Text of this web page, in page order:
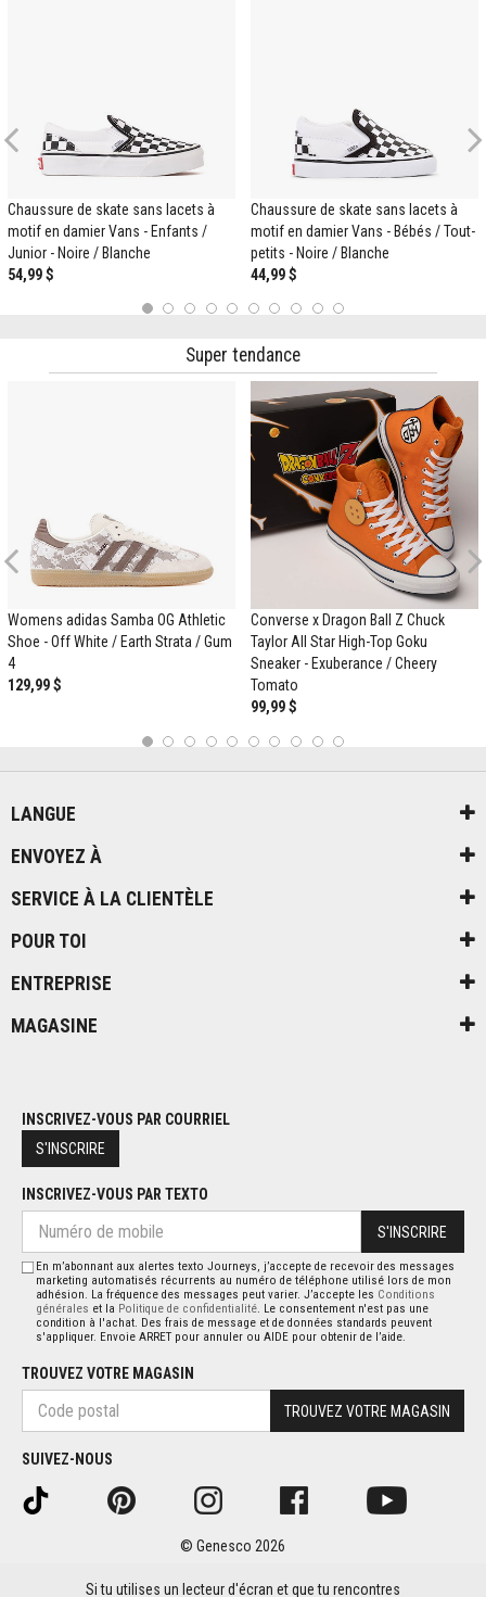
Previous
Chaussure de skate sans lacets à
motif en damier Vans - Enfants /
Junior - Noire / Blanche
54,99 $
Chaussure de skate sans lacets à
motif en damier Vans - Bébés / Tout-
petits - Noire / Blanche
44,99 $
Super tendance
Previous
Womens adidas Samba OG Athletic
Shoe - Off White / Earth Strata / Gum
4
129,99 $
Converse x Dragon Ball Z Chuck
Taylor All Star High-Top Goku
Sneaker - Exuberance / Cheery
Tomato
99,99 $
LANGUE
ENVOYEZ À
SERVICE À LA CLIENTÈLE
POUR TOI
ENTREPRISE
MAGASINE
INSCRIVEZ-VOUS PAR COURRIEL
S'INSCRIRE
INSCRIVEZ-VOUS PAR TEXTO
S'INSCRIRE
En m’abonnant aux alertes texto Journeys, j’accepte de recevoir des messages
marketing automatisés récurrents au numéro de téléphone utilisé lors de mon
adhésion. La fréquence des messages peut varier. J’accepte les Conditions
générales et la Politique de confidentialité. Le consentement n'est pas une
condition à l'achat. Des frais de message et de données standards peuvent
s'appliquer. Envoie ARRET pour annuler ou AIDE pour obtenir de l’aide.
TROUVEZ VOTRE MAGASIN
TROUVEZ VOTRE MAGASIN
SUIVEZ-NOUS
© Genesco 2026
Si tu utilises un lecteur d'écran et que tu rencontres